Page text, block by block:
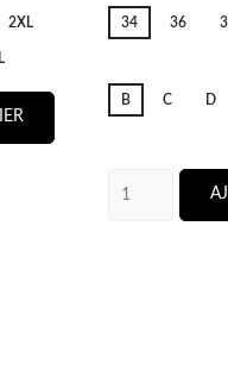
2XL
34
36
B C D